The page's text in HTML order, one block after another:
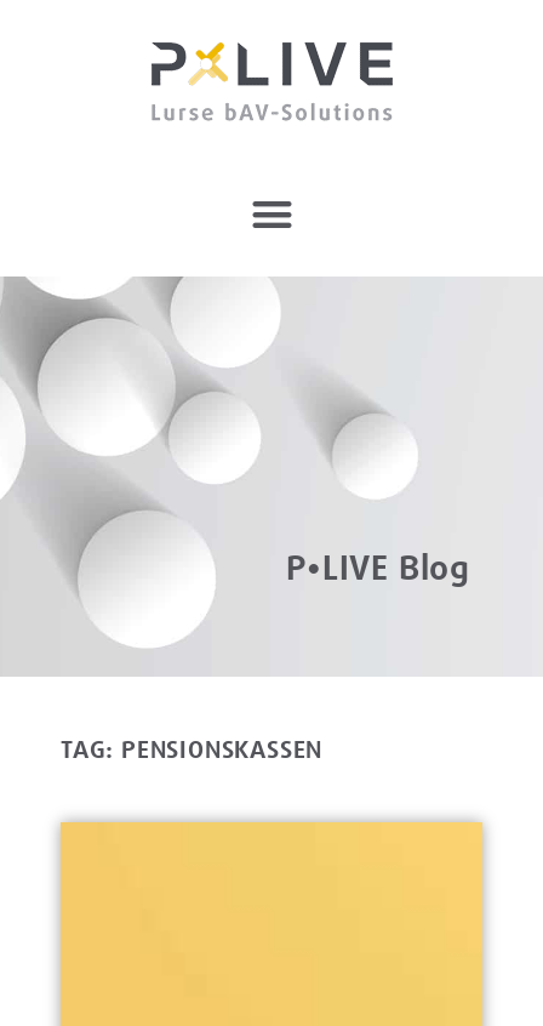
P•LIVE Blog
TAG: PENSIONSKASSEN